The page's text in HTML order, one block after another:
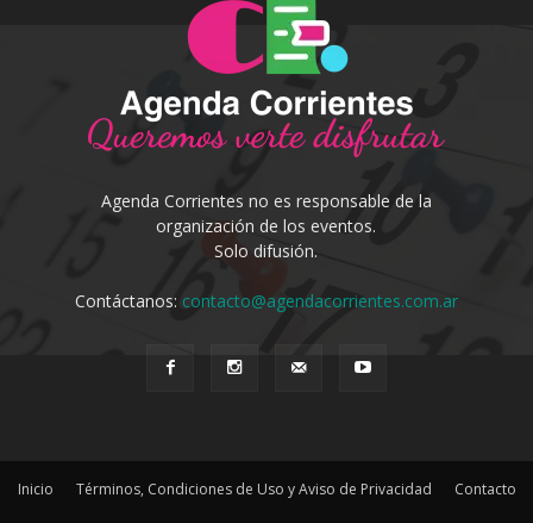
Agenda Corrientes no es responsable de la
organización de los eventos.
Solo difusión.
Contáctanos: contacto@agendacorrientes.com.ar
Inicio Términos, Condiciones de Uso y Aviso de Privacidad
Contacto